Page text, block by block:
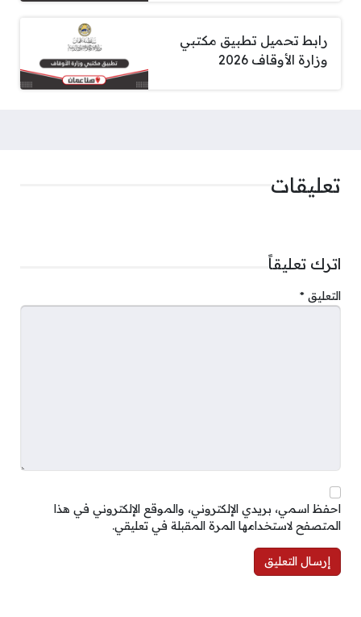
رابط تحميل تطبيق مكتبي
وزارة الأوقاف 2026
تعليقات
اترك تعليقاً
التعليق *
احفظ اسمي، بريدي الإلكتروني، والموقع الإلكتروني في هذا
المتصفح لاستخدامها المرة المقبلة في تعليقي.